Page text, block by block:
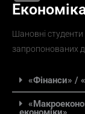
Шановні студенти
запропонованих
«Фінанси» /